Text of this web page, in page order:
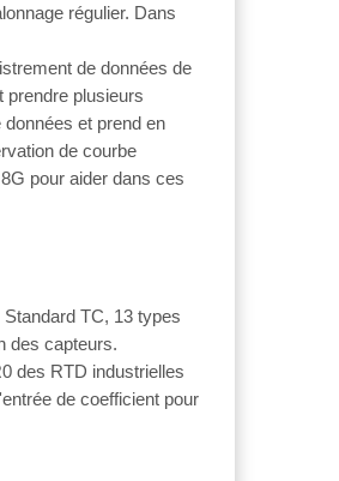
régulier. Dans
de données de
prendre plusieurs
et prend en
de courbe
pour aider dans ces
TC, 13 types
des capteurs.
des RTD industrielles
de coefficient pour